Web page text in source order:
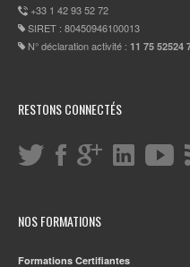
+33 1 42 93 52 72
SIRET : 80450946100013
N° déclaration activité : 11 75 52524
RESTONS CONNECTÉS
NOS FORMATIONS
Formations Certifiantes